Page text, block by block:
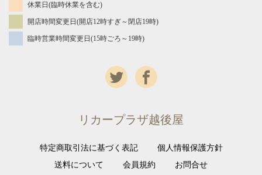
休業日(臨時休業を含む)
開店時間変更日(開店12時すぎ～閉店19時)
臨時営業時間変更日(15時ごろ～19時)
リカープラザ越後屋
特定商取引法に基づく表記
個人情報保護方針
送料について
会員規約 お問合せ